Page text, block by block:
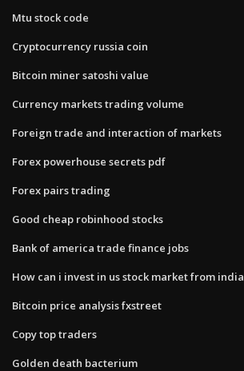
Mtu stock code
Cryptocurrency russia coin
Bitcoin miner satoshi value
Currency markets trading volume
Foreign trade and interaction of markets
Forex powerhouse secrets pdf
Forex pairs trading
Good cheap robinhood stocks
Bank of america trade finance jobs
How can i invest in us stock market from india
Bitcoin price analysis fxstreet
Copy top traders
Golden death bacterium